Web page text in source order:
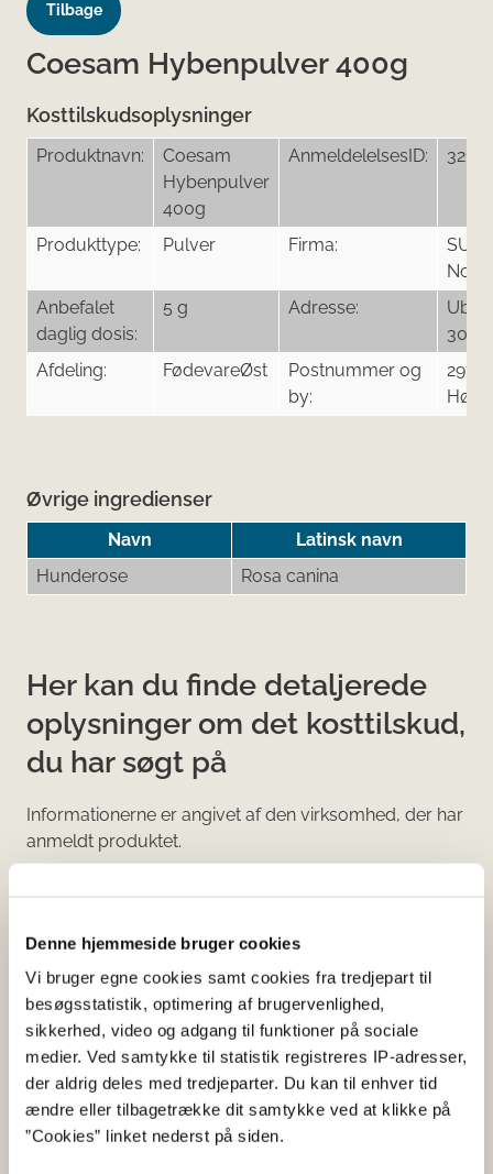
Denne hjemmeside bruger cookies
Vi bruger egne cookies samt cookies fra tredjepart til
besøgsstatistik, optimering af brugervenlighed,
sikkerhed, video og adgang til funktioner på sociale
medier. Ved samtykke til statistik registreres IP-adresser,
der aldrig deles med tredjeparter. Du kan til enhver tid
ændre eller tilbagetrække dit samtykke ved at klikke på
”Cookies” linket nederst på siden.
Tilbage
Coesam Hybenpulver 400g
Kosttilskudsoplysninger
Produktnavn:
Coesam
Hybenpulver
400g
AnmeldelelsesID: 3216
Produkttype: Pulver Firma:
SUKO
Anbefalet
daglig dosis:
5 g Adresse:
30
Afdeling:
FødevareØst
Postnummer og
by:
2970
Øvrige ingredienser
Navn
Latinsk navn
Hunderose
Rosa canina
Her kan du finde detaljerede
oplysninger om det kosttilskud,
du har søgt på
Informationerne er angivet af den virksomhed, der har
anmeldt produktet.
Vitaminer og mineraler.
Andre stoffer end vitaminer og
mineraler med ernæringsmæssig eller
fysiologisk virkning.
Tilsætningsstoffer og aromaer.
Øvrige ingredienser.